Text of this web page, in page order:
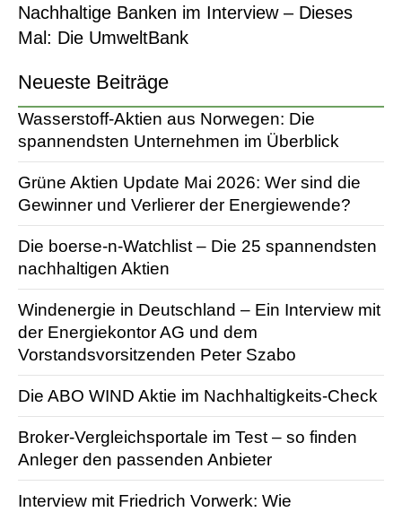
Nachhaltige Banken im Interview – Dieses
Mal: Die UmweltBank
Neueste Beiträge
Wasserstoff-Aktien aus Norwegen: Die
spannendsten Unternehmen im Überblick
Grüne Aktien Update Mai 2026: Wer sind die
Gewinner und Verlierer der Energiewende?
Die boerse-n-Watchlist – Die 25 spannendsten
nachhaltigen Aktien
Windenergie in Deutschland – Ein Interview mit
der Energiekontor AG und dem
Vorstandsvorsitzenden Peter Szabo
Die ABO WIND Aktie im Nachhaltigkeits-Check
Broker-Vergleichsportale im Test – so finden
Anleger den passenden Anbieter
Interview mit Friedrich Vorwerk: Wie